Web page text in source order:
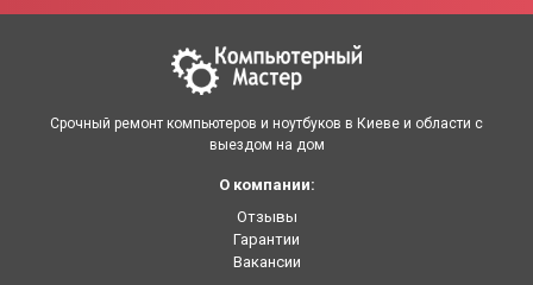
Срочный ремонт компьютеров и ноутбуков в Киеве и области с
выездом на дом
О компании:
Отзывы
Гарантии
Вакансии